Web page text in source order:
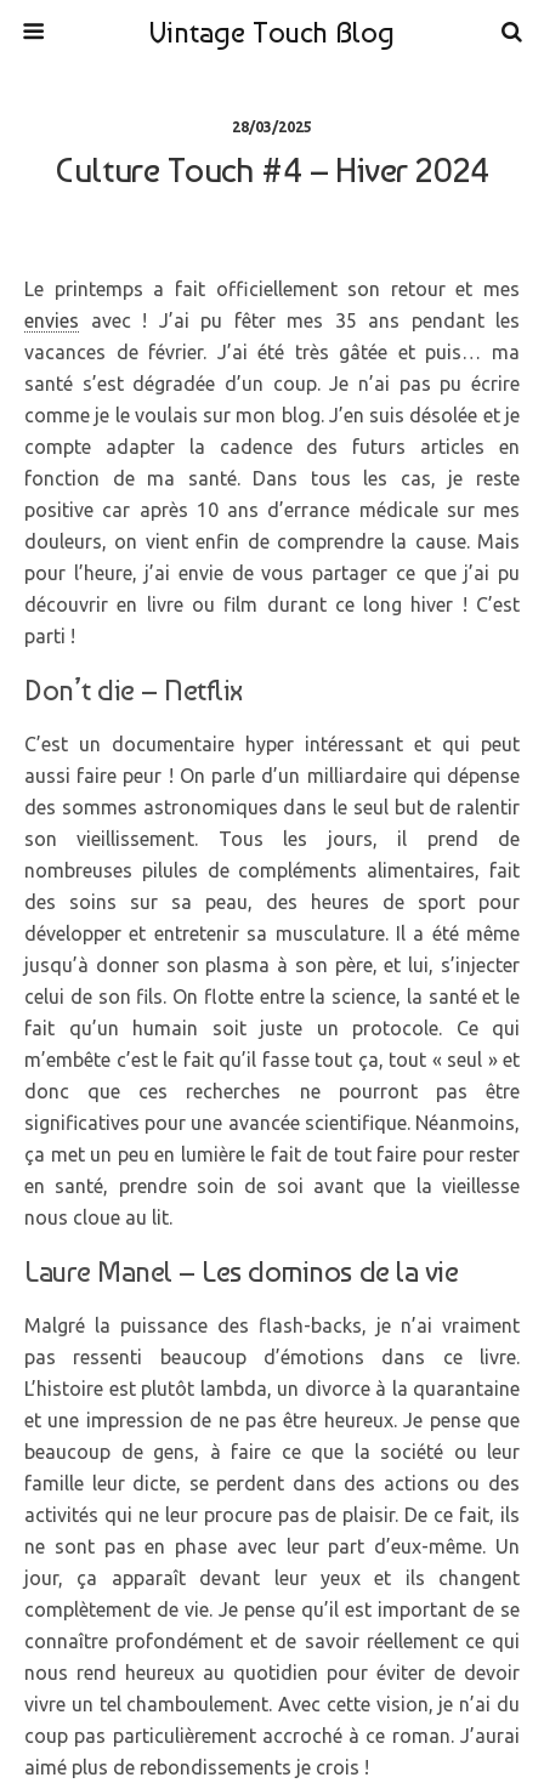
Vintage Touch Blog
28/03/2025
Culture Touch #4 – Hiver 2024
Le printemps a fait officiellement son retour et mes
envies avec ! J’ai pu fêter mes 35 ans pendant les
vacances de février. J’ai été très gâtée et puis… ma
santé s’est dégradée d’un coup. Je n’ai pas pu écrire
comme je le voulais sur mon blog. J’en suis désolée et je
compte adapter la cadence des futurs articles en
fonction de ma santé. Dans tous les cas, je reste
positive car après 10 ans d’errance médicale sur mes
douleurs, on vient enfin de comprendre la cause. Mais
pour l’heure, j’ai envie de vous partager ce que j’ai pu
découvrir en livre ou film durant ce long hiver ! C’est
parti !
Don’t die – Netflix
C’est un documentaire hyper intéressant et qui peut
aussi faire peur ! On parle d’un milliardaire qui dépense
des sommes astronomiques dans le seul but de ralentir
son vieillissement. Tous les jours, il prend de
nombreuses pilules de compléments alimentaires, fait
des soins sur sa peau, des heures de sport pour
développer et entretenir sa musculature. Il a été même
jusqu’à donner son plasma à son père, et lui, s’injecter
celui de son fils. On flotte entre la science, la santé et le
fait qu’un humain soit juste un protocole. Ce qui
m’embête c’est le fait qu’il fasse tout ça, tout « seul » et
donc que ces recherches ne pourront pas être
significatives pour une avancée scientifique. Néanmoins,
ça met un peu en lumière le fait de tout faire pour rester
en santé, prendre soin de soi avant que la vieillesse
nous cloue au lit.
Laure Manel – Les dominos de la vie
Malgré la puissance des flash-backs, je n’ai vraiment
pas ressenti beaucoup d’émotions dans ce livre.
L’histoire est plutôt lambda, un divorce à la quarantaine
et une impression de ne pas être heureux. Je pense que
beaucoup de gens, à faire ce que la société ou leur
famille leur dicte, se perdent dans des actions ou des
activités qui ne leur procure pas de plaisir. De ce fait, ils
ne sont pas en phase avec leur part d’eux-même. Un
jour, ça apparaît devant leur yeux et ils changent
complètement de vie. Je pense qu’il est important de se
connaître profondément et de savoir réellement ce qui
nous rend heureux au quotidien pour éviter de devoir
vivre un tel chamboulement. Avec cette vision, je n’ai du
coup pas particulièrement accroché à ce roman. J’aurai
aimé plus de rebondissements je crois !